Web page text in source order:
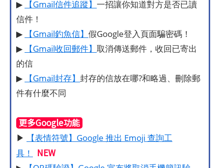
▶
【Gmail信件追蹤】 一招讓你知道對方是否已讀
信件！
▶
【Gmail釣魚信】 假Google登入頁面騙密碼！
▶
【Gmail收回郵件】 取消傳送郵件，收回已寄出
的信
▶
【Gmail封存】 封存的信放在哪?和略過、刪除郵
件有什麼不同
更多Google功能
▶
【表情符號】Google 推出 Emoji 查詢工
具！
NEW